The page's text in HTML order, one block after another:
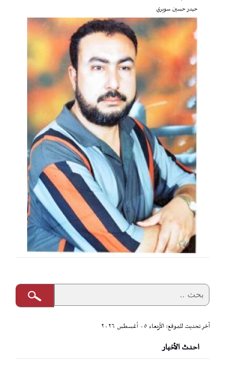
حيدر حسين سويري
آخر تحديث للموقع: الأربعاء ٠٥ أغسطس ٢٠٢٦
احدث الأخبار